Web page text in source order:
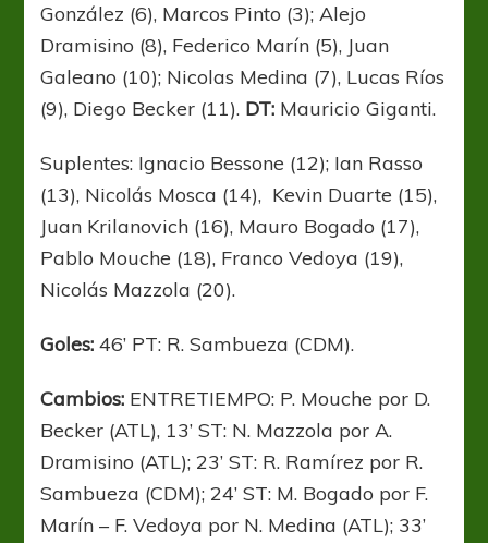
González (6), Marcos Pinto (3); Alejo
Dramisino (8), Federico Marín (5), Juan
Galeano (10); Nicolas Medina (7), Lucas Ríos
(9), Diego Becker (11). DT: Mauricio Giganti.
Suplentes: Ignacio Bessone (12); Ian Rasso
(13), Nicolás Mosca (14), Kevin Duarte (15),
Juan Krilanovich (16), Mauro Bogado (17),
Pablo Mouche (18), Franco Vedoya (19),
Nicolás Mazzola (20).
Goles: 46’ PT: R. Sambueza (CDM).
Cambios: ENTRETIEMPO: P. Mouche por D.
Becker (ATL), 13’ ST: N. Mazzola por A.
Dramisino (ATL); 23’ ST: R. Ramírez por R.
Sambueza (CDM); 24’ ST: M. Bogado por F.
Marín – F. Vedoya por N. Medina (ATL); 33’